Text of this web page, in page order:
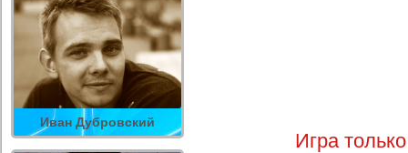
Иван Дубровский
Игра